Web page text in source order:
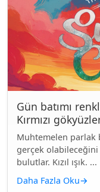
Gün batımı
Kırmızı
Muhtemelen parlak
gerçek
bulutlar. Kızıl ışık. ...
Daha Fazla Oku→